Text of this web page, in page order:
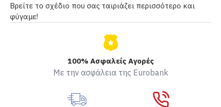
100% Ασφαλείς Αγορές
Με την ασφάλεια της Eurobank
Βρείτε το σχέδιο που σας ταιριάζει περισσότερο και
φύγαμε!